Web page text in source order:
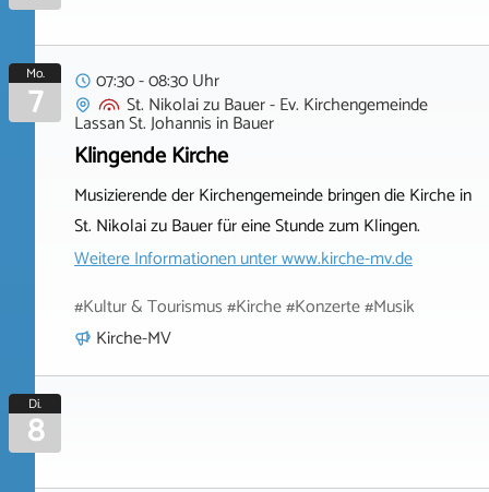
Mo.
7
07:30 - 08:30 Uhr
St. Nikolai zu Bauer - Ev. Kirchengemeinde
Lassan St. Johannis inBauer
Klingende Kirche
Musizierende der Kirchengemeinde bringen die Kirche in
St. Nikolai zu Bauer für eine Stunde zum Klingen.
Weitere Informationen unterwww.kirche-mv.de
#Kultur & Tourismus #Kirche #Konzerte #Musik
Kirche-MV
Di.
8